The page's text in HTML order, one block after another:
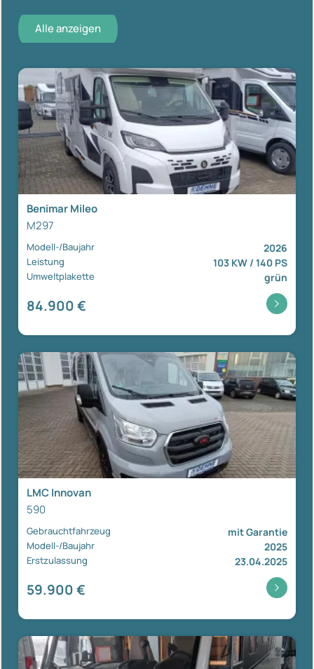
Alle anzeigen
Benimar Mileo
M297
Modell-/Baujahr 2026
Leistung 103 KW / 140 PS
Umweltplakette grün
84.900 €
LMC Innovan
590
Gebrauchtfahrzeug mit Garantie
Modell-/Baujahr 2025
Erstzulassung 23.04.2025
59.900 €